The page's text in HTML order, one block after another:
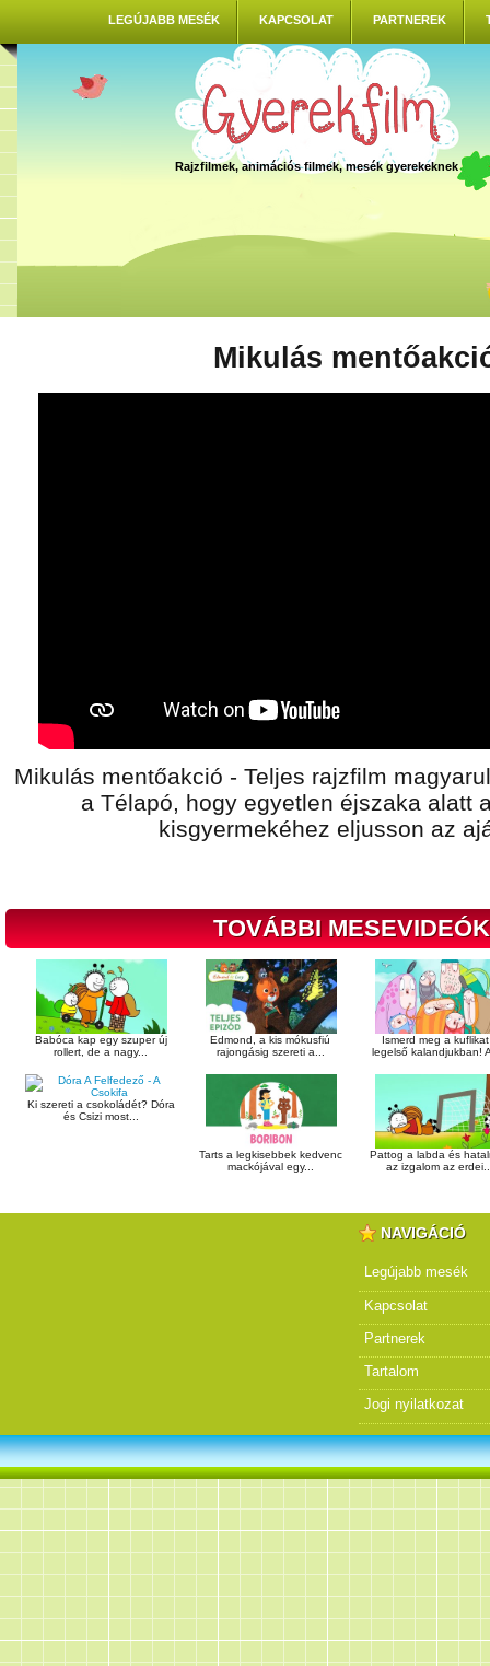
LEGÚJABB MESÉK KAPCSOLAT PARTNEREK
Rajzfilmek, animációs filmek, mesék gyerekeknek
Mikulás
Mikulás mentőakció - Teljes rajzfilm
a Télapó, hogy egyetlen éjszaka alatt
kisgyermekéhez eljusson az
TOVÁBBI
Babóca kap egy szuper új
rollert, de a nagy...
Edmond, a kis mókusfiú
rajongásig szereti a...
Ismerd meg a
legelső kalandjukban!
Ki szereti a csokoládét? Dóra
és Csizi most...
Tarts a legkisebbek kedvenc
mackójával egy...
Pattog a labda és
az izgalom az
NAVIGÁCIÓ
Legújabb mesék
Kapcsolat
Partnerek
Tartalom
Jogi nyilatkozat